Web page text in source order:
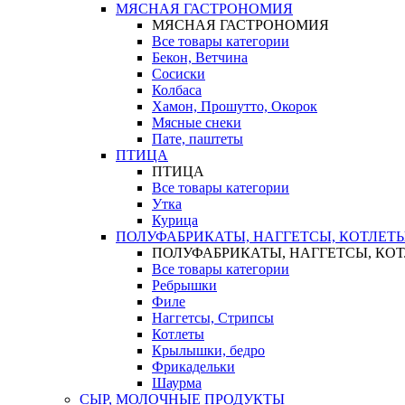
МЯСНАЯ ГАСТРОНОМИЯ
МЯСНАЯ ГАСТРОНОМИЯ
Все товары категории
Бекон, Ветчина
Сосиски
Колбаса
Хамон, Прошутто, Окорок
Мясные снеки
Пате, паштеты
ПТИЦА
ПТИЦА
Все товары категории
Утка
Курица
ПОЛУФАБРИКАТЫ, НАГГЕТСЫ,
ПОЛУФАБРИКАТЫ, НАГГЕТСЫ,
Все товары категории
Ребрышки
Филе
Наггетсы, Стрипсы
Котлеты
Крылышки, бедро
Фрикадельки
Шаурма
СЫР, МОЛОЧНЫЕ ПРОДУКТЫ